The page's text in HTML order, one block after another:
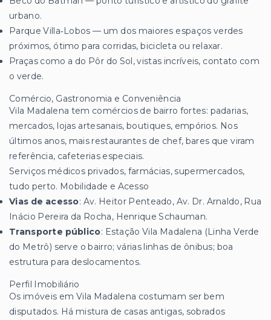
urbano.
Parque Villa‑Lobos — um dos maiores espaços verdes
próximos, ótimo para corridas, bicicleta ou relaxar.
Praças como a do Pôr do Sol, vistas incríveis, contato com
o verde.
Comércio, Gastronomia e Conveniência
Vila Madalena tem comércios de bairro fortes: padarias,
mercados, lojas artesanais, boutiques, empórios. Nos
últimos anos, mais restaurantes de chef, bares que viram
referência, cafeterias especiais.
Serviços médicos privados, farmácias, supermercados,
tudo perto. Mobilidade e Acesso
Vias de acesso: Av. Heitor Penteado, Av. Dr. Arnaldo, Rua
Inácio Pereira da Rocha, Henrique Schauman.
Transporte público: Estação Vila Madalena (Linha Verde
do Metrô) serve o bairro; várias linhas de ônibus; boa
estrutura para deslocamentos.
Perfil Imobiliário
Os imóveis em Vila Madalena costumam ser bem
disputados. Há mistura de casas antigas, sobrados